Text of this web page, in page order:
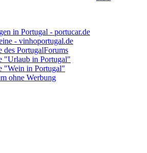
in Portugal - portucar.de
- vinhoportugal.de
des PortugalForums
"Urlaub in Portugal"
"Wein in Portugal"
ohne Werbung